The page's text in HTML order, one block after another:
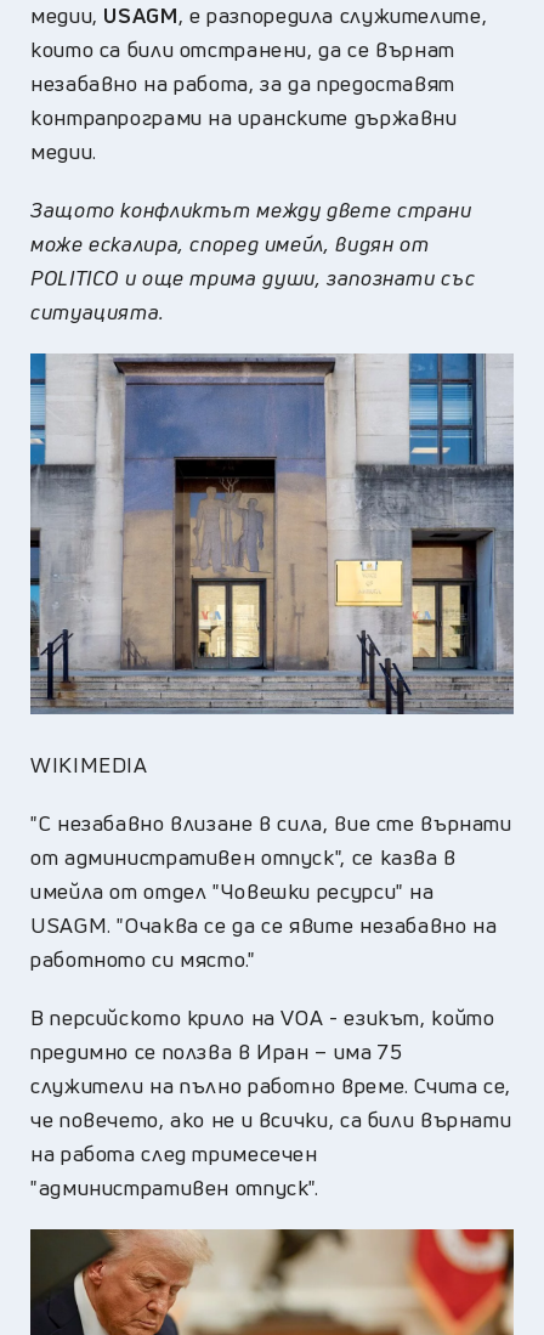
медии, USAGM, е разпоредила служителите,
които са били отстранени, да се върнат
незабавно на работа, за да предоставят
контрапрограми на иранските държавни
медии.
Защото конфликтът между двете страни
можеескалира, според имейл, видян от
POLITICO и ощетрима души, запознати със
ситуацията.
WIKIMEDIA
"С незабавно влизане в сила, вие сте върнати
от административен отпуск", се казва в
имейла от отдел "Човешки ресурси" на
USAGM. "Очаква се да се явите незабавно на
работното си място."
В персийското крило на VOA - езикът, който
предимно се ползва в Иран – има 75
служители на пълно работно време. Счита се,
че повечето, ако не и всички, са били върнати
на работа след тримесечен
"административен отпуск".